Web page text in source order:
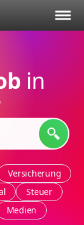
in
Versicherung
Steuer
Medien